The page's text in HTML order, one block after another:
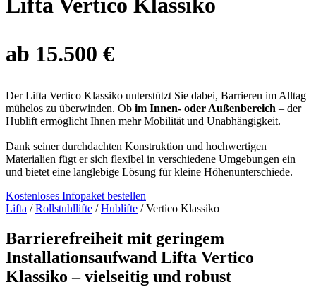
ab 15.500 €
Der Lifta Vertico Klassiko unterstützt Sie dabei, Barrieren im Alltag
mühelos zu überwinden. Ob im Innen- oder Außenbereich – der
Hublift ermöglicht Ihnen mehr Mobilität und Unabhängigkeit.
Dank seiner durchdachten Konstruktion und hochwertigen
Materialien fügt er sich flexibel in verschiedene Umgebungen ein
und bietet eine langlebige Lösung für kleine Höhenunterschiede.
Kostenloses Infopaket bestellen
Lifta / Rollstuhllifte / Hublifte / Vertico Klassiko
Barrierefreiheit mit geringem
Installationsaufwand Lifta Vertico
Klassiko – vielseitig und robust